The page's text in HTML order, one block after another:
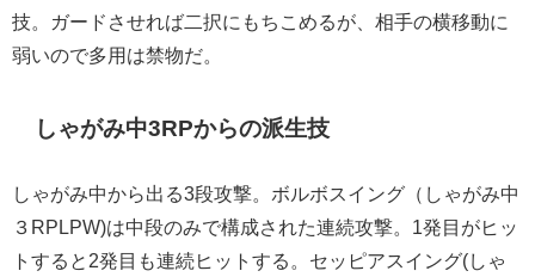
技。ガードさせれば二択にもちこめるが、相手の横移動に
弱いので多用は禁物だ。
しゃがみ中3RPからの派生技
しゃがみ中から出る3段攻撃。ボルボスイング（しゃがみ中
３RPLPW)は中段のみで構成された連続攻撃。1発目がヒッ
トすると2発目も連続ヒットする。セッピアスイング(しゃ